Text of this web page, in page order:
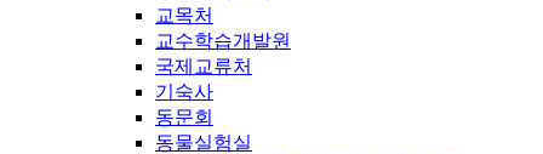
교목처
교수학습개발원
국제교류처
기숙사
동문회
동물실험실